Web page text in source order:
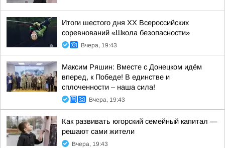
Итоги шестого дня XX Всероссийских
соревнований «Школа безопасности»
Вчера, 19:43
Максим Ряшин: Вместе с Донецком идём
вперед, к Победе! В единстве и
сплоченности – наша сила!
Вчера, 19:43
Как развивать югорский семейный капитал —
решают сами жители
Вчера, 19:43